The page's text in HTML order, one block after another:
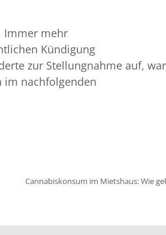
Immer mehr
Kündigung
zur Stellungnahme auf,
im nachfolgenden
Cannabiskonsum im Mietshaus: Wie